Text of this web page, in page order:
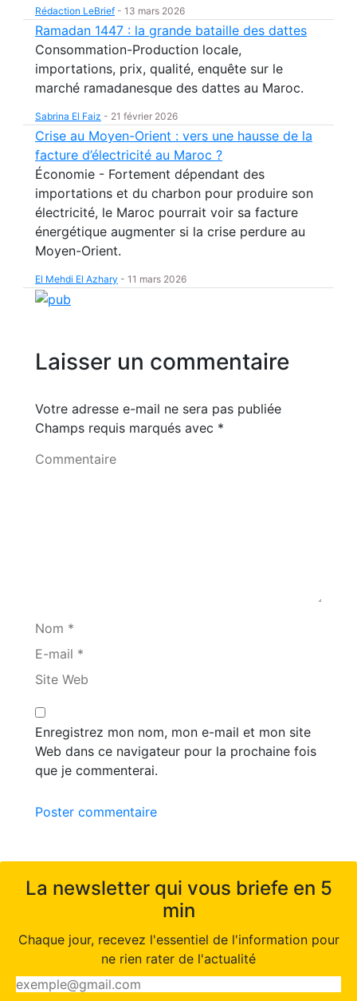
Rédaction LeBrief - 13 mars 2026
Ramadan 1447 : la grande bataille des dattes
Consommation-Production locale,
importations, prix, qualité, enquête sur le
marché ramadanesque des dattes au Maroc.
Sabrina El Faiz - 21 février 2026
Crise au Moyen-Orient : vers une hausse de la
facture d’électricité au Maroc ?
Économie - Fortement dépendant des
importations et du charbon pour produire son
électricité, le Maroc pourrait voir sa facture
énergétique augmenter si la crise perdure au
Moyen-Orient.
El Mehdi El Azhary - 11 mars 2026
Laisser un commentaire
Votre adresse e-mail ne sera pas publiée
Champs requis marqués avec *
Commentaire
Nom *
E-mail *
Site Web
Enregistrez mon nom, mon e-mail et mon site
Web dans ce navigateur pour la prochaine fois
que je commenterai.
Poster commentaire
La newsletter qui vous briefe en 5
min
Chaque jour, recevez l'essentiel de l'information pour
ne rien rater de l'actualité